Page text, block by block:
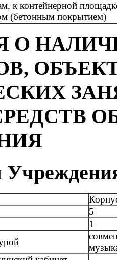
к контейнерной
(бетонным покрытием)
О
5
1